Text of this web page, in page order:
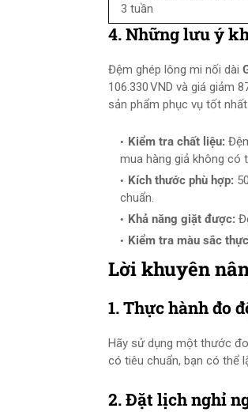
3 tuần
4. Những lưu ý
Đệm ghép lông mi nối dài
106.330 VND và giá giảm
sản phẩm phục vụ tốt nhất:
Kiểm tra chất liệu:
mua hàng giả không có
Kích thước phù hợp:
chuẩn.
Khả năng giặt được:
Kiểm tra màu sắc
Lời khuyên
1. Thực hành đo
Hãy sử dụng một thước
có tiêu chuẩn, bạn có thể
2. Đặt lịch nghỉ